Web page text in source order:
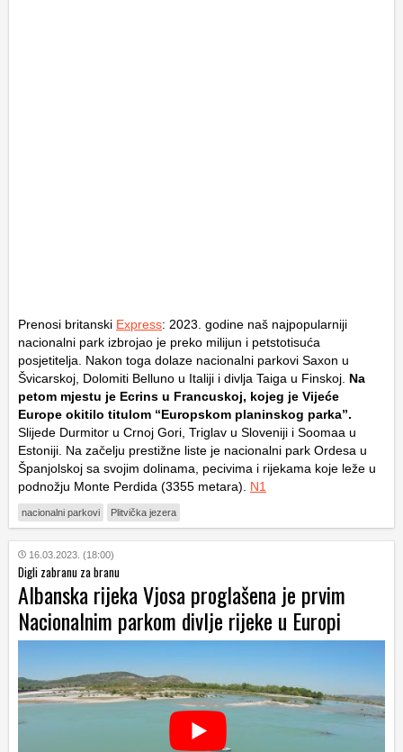
Prenosi britanski Express: 2023. godine naš najpopularniji
nacionalni park izbrojao je preko milijun i petstotisuća
posjetitelja. Nakon toga dolaze nacionalni parkovi Saxon u
Švicarskoj, Dolomiti Belluno u Italiji i divlja Taiga u Finskoj. Na
petom mjestu je Ecrins u Francuskoj, kojeg je Vijeće
Europe okitilo titulom “Europskom planinskog parka”.
Slijede Durmitor u Crnoj Gori, Triglav u Sloveniji i Soomaa u
Estoniji. Na začelju prestižne liste je nacionalni park Ordesa u
Španjolskoj sa svojim dolinama, pecivima i rijekama koje leže u
podnožju Monte Perdida (3355 metara). N1
nacionalni parkovi Plitvička jezera
16.03.2023. (18:00)
Digli zabranu za branu
Albanska rijeka Vjosa proglašena je prvim
Nacionalnim parkom divlje rijeke u Europi